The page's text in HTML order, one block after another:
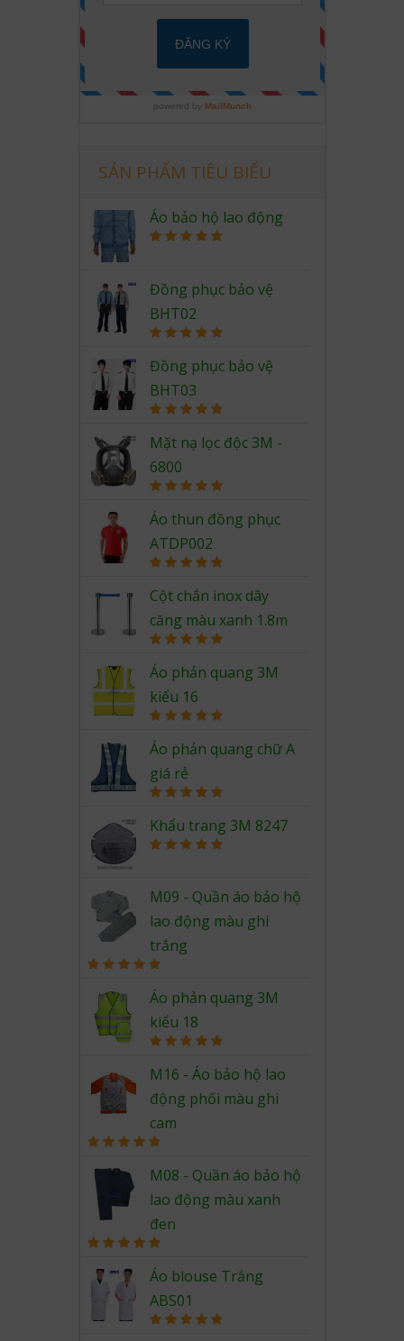
SẢN PHẨM TIÊU BIỂU
Áo bảo hộ lao động
Đồng phục bảo vệ
BHT02
out of 5
Đồng phục bảo vệ
BHT03
out of 5
Mặt nạ lọc độc 3M -
6800
out of 5
Áo thun đồng phục
ATDP002
out of 5
Cột chắn inox dây
căng màu xanh 1.8m
out of 5
Áo phản quang 3M
kiểu 16
out of 5
Áo phản quang chữ A
giá rẻ
out of 5
Khẩu trang 3M 8247
M09 - Quần áo bảo hộ
lao động màu ghi
trắng
out of 5
Áo phản quang 3M
kiểu 18
out of 5
M16 - Áo bảo hộ lao
động phối màu ghi
cam
out of 5
M08 - Quần áo bảo hộ
lao động màu xanh
đen
out of 5
Áo blouse Trắng
ABS01